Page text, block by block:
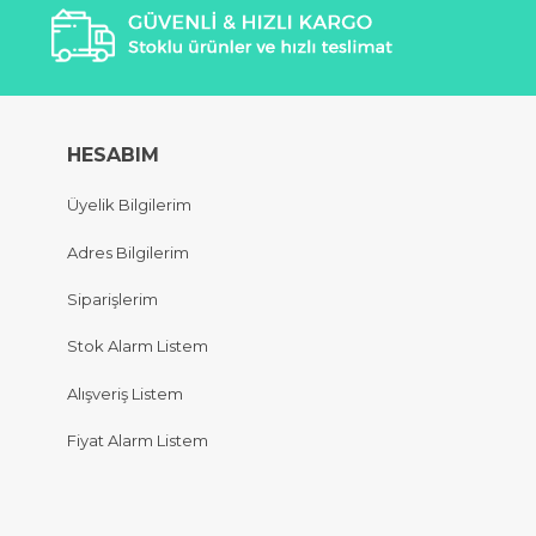
HESABIM
Üyelik Bilgilerim
Adres Bilgilerim
Siparişlerim
Stok Alarm Listem
Alışveriş Listem
Fiyat Alarm Listem